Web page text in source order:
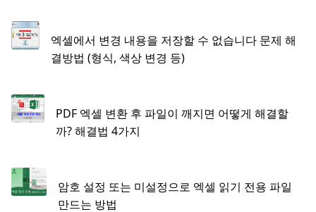
엑셀에서 변경 내용을 저장할 수 없습니다 문제 해
결방법 (형식, 색상 변경 등)
PDF 엑셀 변환 후 파일이 깨지면 어떻게 해결할
까? 해결법 4가지
암호 설정 또는 미설정으로 엑셀 읽기 전용 파일
만드는 방법